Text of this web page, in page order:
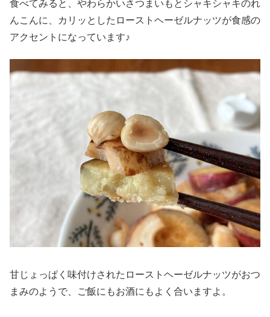
食べてみると、やわらかいさつまいもとシャキシャキのれ
んこんに、カリッとしたローストヘーゼルナッツが食感の
アクセントになっています♪
甘じょっぱく味付けされたローストヘーゼルナッツがおつ
まみのようで、ご飯にもお酒にもよく合いますよ。